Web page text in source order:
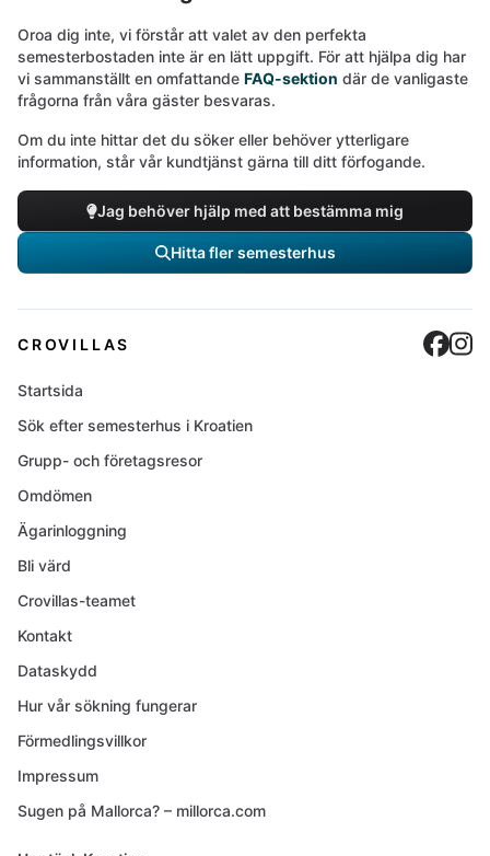
Oroa dig inte, vi förstår att valet av den perfekta
semesterbostaden inte är en lätt uppgift. För att hjälpa dig har
vi sammanställt en omfattande FAQ-sektion där de vanligaste
frågorna från våra gäster besvaras.
Om du inte hittar det du söker eller behöver ytterligare
information, står vår kundtjänst gärna till ditt förfogande.
Jag behöver hjälp med att bestämma mig
Hitta fler semesterhus
CROVILLAS
Startsida
Sök efter semesterhus i Kroatien
Grupp- och företagsresor
Omdömen
Ägarinloggning
Bli värd
Crovillas-teamet
Kontakt
Dataskydd
Hur vår sökning fungerar
Förmedlingsvillkor
Impressum
Sugen på Mallorca? – millorca.com